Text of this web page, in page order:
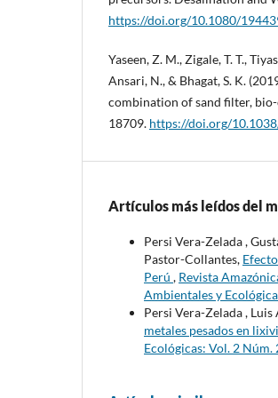
https://doi.org/10.1080/
Yaseen, Z. M., Zigale, T. T.,
Ansari, N., & Bhagat, S. K.
combination of sand filter,
18709. https://doi.org/
Artículos más leídos del
Persi Vera-Zelada ,
Pastor-Collantes,
Perú , Revista
Ambientales y
Persi Vera-Zelada ,
metales pesados en
Ecológicas: Vol. 2